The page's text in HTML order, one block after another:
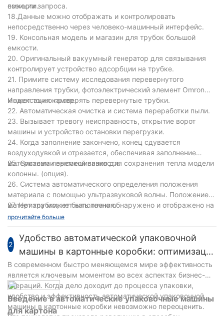
емкости.
позиции запроса.
18.Данные можно отображать и контролировать
непосредственно через человеко-машинный интерфейс.
19. Консольная модель и магазин для трубок большой
емкости.
20. Оригинальный вакуумный генератор для связывания
контролирует устройство адсорбции на трубке.
21. Примите систему исследования перевернутого
направления трубки, фотоэлектрический элемент Omron
может точно проверять перевернутые трубки.
Индексация камер.
22. Автоматическая очистка и система переработки пыли.
23. Вызывает тревогу неисправность, открытие ворот
машины и устройство остановки перегрузки.
24. Когда заполнение закончено, конец сдувается
воздуходувкой и отрезается, обеспечивая заполнение
материалами высокой вязкости.
25. Система перемешивания для сохранения тепла модели
колонны. (опция).
26. Система автоматического определения положения
материала с помощью ультразвуковой волны. Положение
материала может быть точно обнаружено и отображено на
сенсорном экране при помощи системы автоматического
модуля Siemens. (необязательный).
27. Нет трубки, нет наполнения.
прочитайте больше
2
Удобство автоматической упаковочной
машины в картонные коробки: оптимизация
процессов упаковки
В современном быстро меняющемся мире эффективность
является ключевым моментом во всех аспектах бизнес-
операций. Когда дело доходит до процесса упаковки,
удобство и эффективность автоматической упаковочной
машины в картонные коробки невозможно переоценить.
Введение в автоматические упаковочные машины
для картона